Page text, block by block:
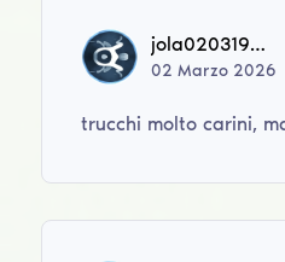
jola02031994
02Marzo 2026
trucchi molto carini,